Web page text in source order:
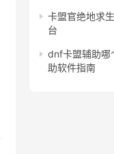
卡盟官绝地求
台
dnf卡盟辅助哪
助软件指南